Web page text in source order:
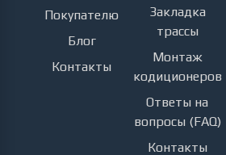
Покупателю
Блог
Контакты
Закладка
трассы
Монтаж
кодиционеров
Ответы на
вопросы (FAQ)
Контакты